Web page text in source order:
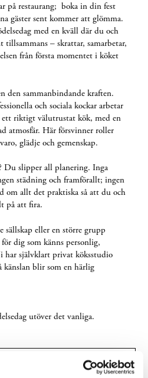
på restaurang; boka in din fest
gäster sent kommer att glömma.
med en kväll där du och
tillsammans – skrattar, samarbetar,
från första momentet i köket
den sammanbindande kraften.
och sociala kockar arbetar
ett riktigt välutrustat kök, med en
atmosfär. Här försvinner roller
glädje och gemenskap.
Du slipper all planering. Inga
städning och framförallt; ingen
om allt det praktiska så att du och
på att fira.
eller en större grupp
för dig som känns personlig,
har självklart privat köksstudio
känslan blir som en härlig
utöver det vanliga.
ATT KOMMA TILL VÅR